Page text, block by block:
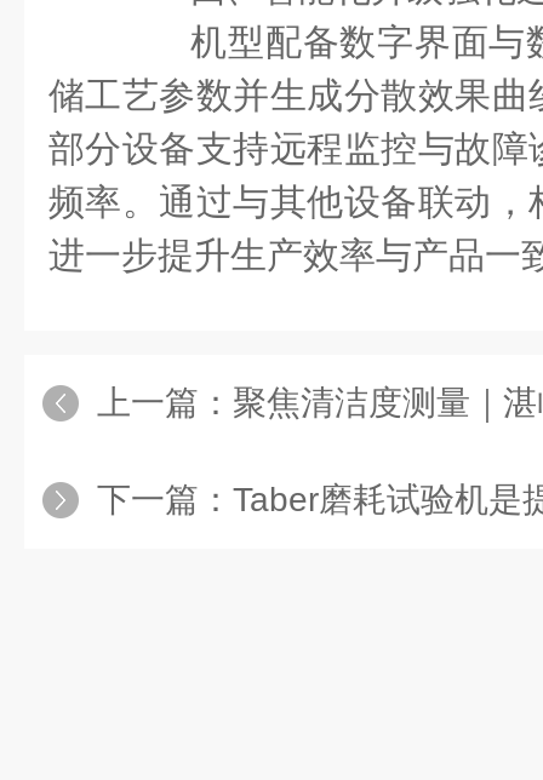
机型配备数字界面与
储工艺参数并生成分散效果
部分设备支持远程监控与故
频率。通过与其他设备联动
进一步提升生产效率与产品一
上一篇： 聚焦清洁度测量｜湛临
下一篇： Taber磨耗试验机是提高产品